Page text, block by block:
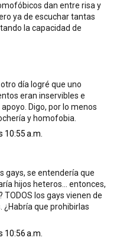
dan entre risa y
ya de escuchar tantas
la capacidad de
día logré que uno
eran inservibles e
Digo, por lo menos
y homofobia.
a.m.
gays, se entendería que
hijos heteros... entonces,
TODOS los gays vienen de
que prohibirlas
a.m.